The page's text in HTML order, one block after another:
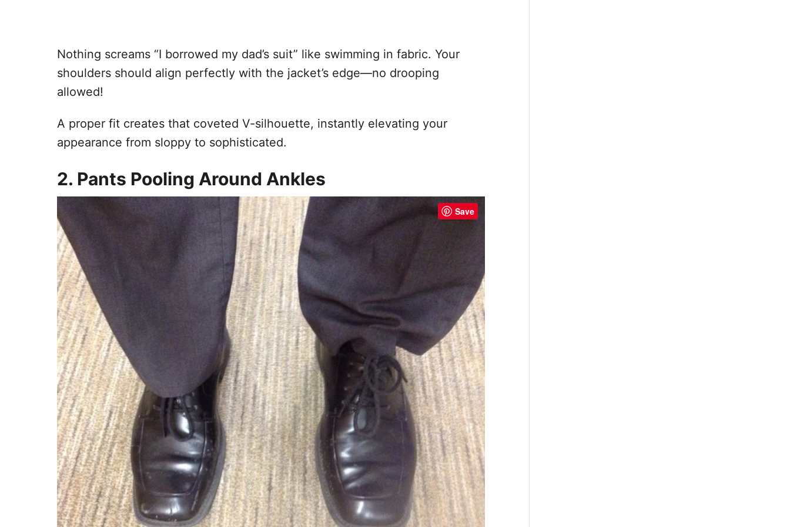
Nothing screams “I borrowed my dad’s suit” like swimming in fabric. Your
shoulders should align perfectly with the jacket’s edge—no drooping
allowed!
A proper fit creates that coveted V-silhouette, instantly elevating your
appearance from sloppy to sophisticated.
2. Pants Pooling Around Ankles
Save